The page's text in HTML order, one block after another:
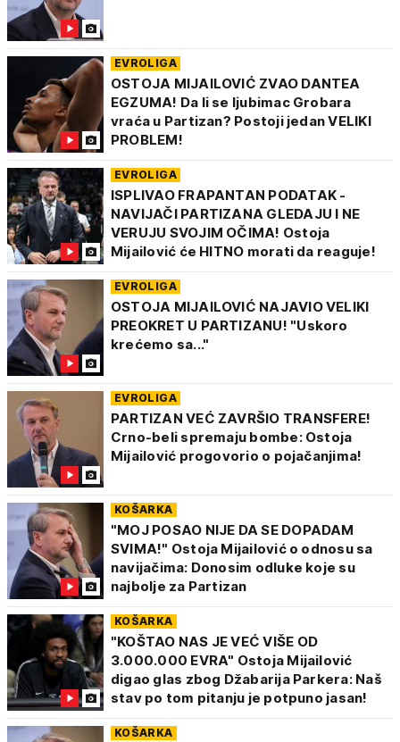
EVROLIGA
OSTOJA MIJAILOVIĆ ZVAO DANTEA
EGZUMA! Da li se ljubimac Grobara
vraća u Partizan? Postoji jedan VELIKI
PROBLEM!
EVROLIGA
ISPLIVAO FRAPANTAN PODATAK -
NAVIJAČI PARTIZANA GLEDAJU I NE
VERUJU SVOJIM OČIMA! Ostoja
Mijailović će HITNO morati da reaguje!
EVROLIGA
OSTOJA MIJAILOVIĆ NAJAVIO VELIKI
PREOKRET U PARTIZANU! "Uskoro
krećemo sa..."
EVROLIGA
PARTIZAN VEĆ ZAVRŠIO TRANSFERE!
Crno-beli spremaju bombe: Ostoja
Mijailović progovorio o pojačanjima!
KOŠARKA
"MOJ POSAO NIJE DA SE DOPADAM
SVIMA!" Ostoja Mijailović o odnosu sa
navijačima: Donosim odluke koje su
najbolje za Partizan
KOŠARKA
"KOŠTAO NAS JE VEĆ VIŠE OD
3.000.000 EVRA" Ostoja Mijailović
digao glas zbog Džabarija Parkera: Naš
stav po tom pitanju je potpuno jasan!
KOŠARKA